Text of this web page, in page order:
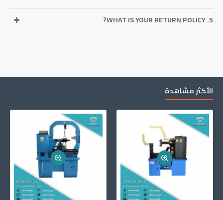
5. WHAT IS YOUR RETURN POLICY?
الأكثر مشاهدة